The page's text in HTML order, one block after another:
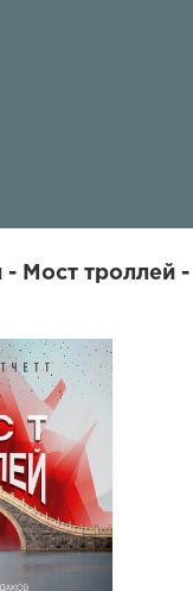
Мост троллей